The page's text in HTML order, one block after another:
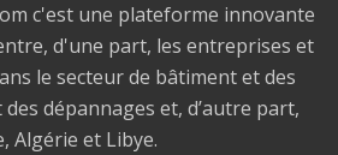
c'est une plateforme innovante
d'une part, les entreprises et
le secteur de bâtiment et des
dépannages et, d’autre part,
Algérie et Libye.